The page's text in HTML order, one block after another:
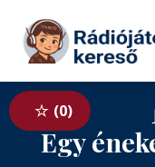
Tovább a tartalomhoz
0
Egy